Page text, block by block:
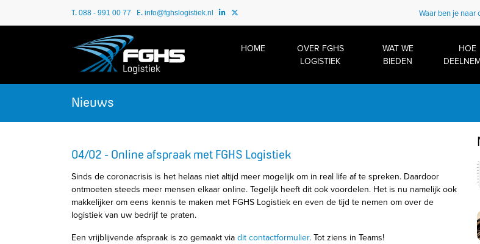
T. 088 - 991 00 77 E. info@fghslogistiek.nl Waar ben je naar
HOME
OVER FGHS
LOGISTIEK
WAT WE
BIEDEN
HOE
Nieuws
04/02 - Online afspraak met FGHS Logistiek
Sinds de coronacrisis is het helaas niet altijd meer mogelijk om in real life af te spreken. Daardoor
ontmoeten steeds meer mensen elkaar online. Tegelijk heeft dit ook voordelen. Het is nu namelijk ook
makkelijker om eens kennis te maken met FGHS Logistiek en even de tijd te nemen om over de
logistiek van uw bedrijf te praten.
Een vrijblijvende afspraak is zo gemaakt via dit contactformulier. Tot ziens in Teams!